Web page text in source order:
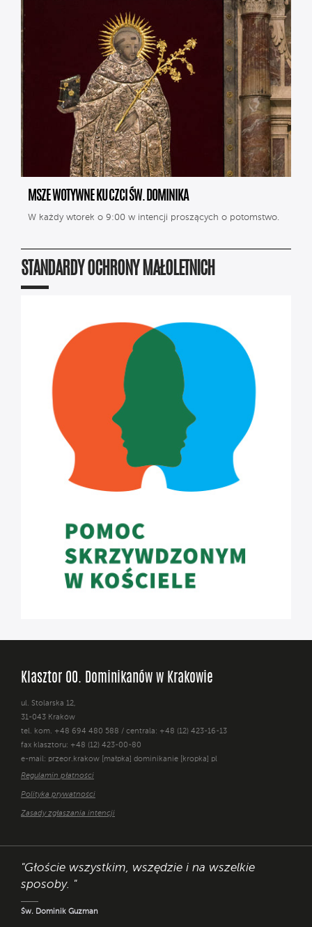
MSZE WOTYWNE KU CZCI ŚW. DOMINIKA
W każdy wtorek o 9:00 w intencji proszących o potomstwo.
STANDARDY OCHRONY MAŁOLETNICH
Klasztor OO. Dominikanów w Krakowie
ul. Stolarska 12,
31-043 Kraków
tel. kom. +48 694 480 588 / centrala: +48 (12) 423-16-13
fax klasztoru: +48 (12) 423-00-80
e-mail: przeor.krakow [małpka] dominikanie [kropka] pl
Regulamin płatności
Polityka prywatności
Zasady zgłaszania intencji
"Głoście wszystkim, wszędzie i na wszelkie
sposoby. "
Św. Dominik Guzman